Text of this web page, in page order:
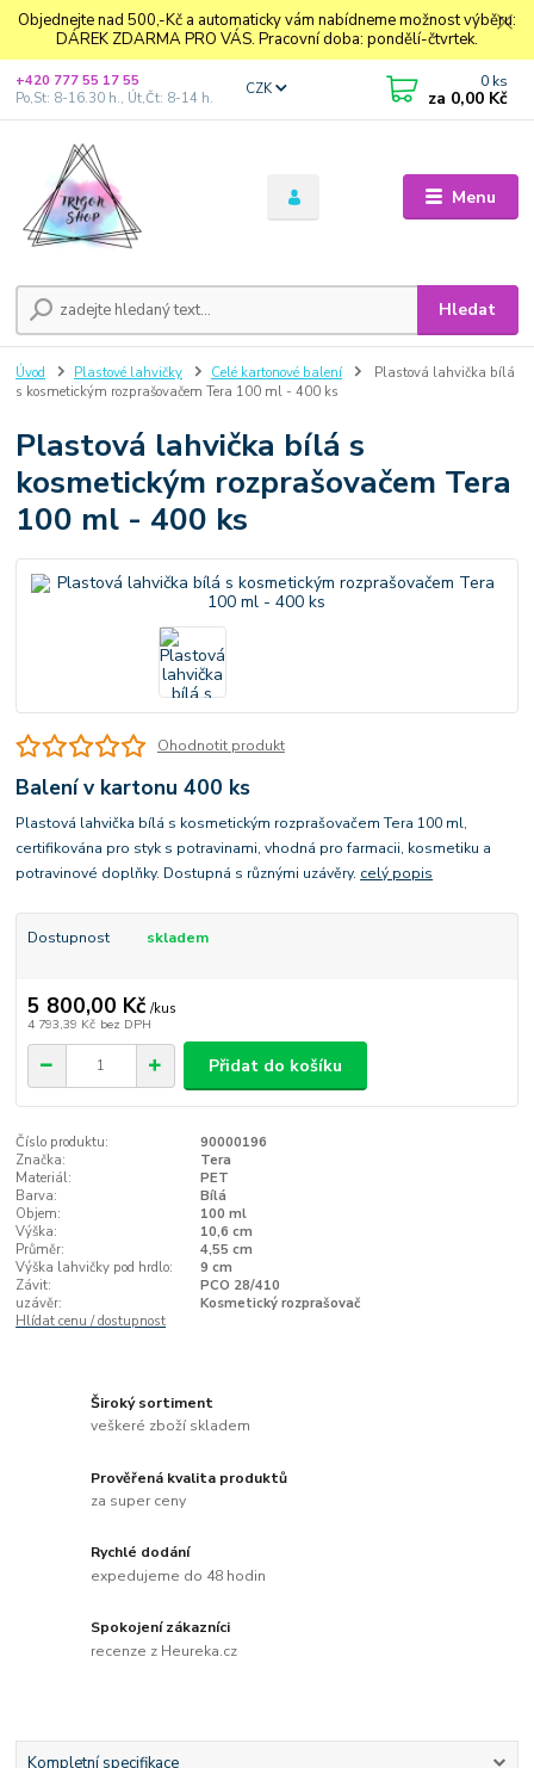
Objednejte nad 500,-Kč a automaticky vám nabídneme možnost výběru:
DÁREK ZDARMA PRO VÁS. Pracovní doba: pondělí-čtvrtek.
Menu
CZK
Hledat
+420 777 55 17 55
Po,St: 8-16.30 h., Út,Čt: 8-14 h.
0 ks
za 0,00 Kč
Úvod Plastové lahvičky Celé kartonové balení
Plastová lahvička bílá
s kosmetickým rozprašovačem Tera 100 ml - 400 ks
Plastová lahvička bílá s
kosmetickým rozprašovačem Tera
100 ml - 400 ks
Ohodnotit produkt
Balení v kartonu 400 ks
Plastová lahvička bílá s kosmetickým rozprašovačem Tera 100 ml,
certifikována pro styk s potravinami, vhodná pro farmacii, kosmetiku a
potravinové doplňky. Dostupná s různými uzávěry. celý popis
Dostupnost skladem
5 800,00 Kč /kus
4 793,39 Kč bez DPH
Přidat do košíku
Číslo produktu:
90000196
Značka:
Tera
Materiál:
PET
Barva:
Bílá
Objem:
100 ml
Výška:
10,6 cm
Průměr:
4,55 cm
Výška lahvičky pod hrdlo:
9 cm
Závit:
PCO 28/410
uzávěr:
Kosmetický rozprašovač
Hlídat cenu / dostupnost
Široký sortiment
veškeré zboží skladem
Prověřená kvalita produktů
za super ceny
Rychlé dodání
expedujeme do 48 hodin
Spokojení zákazníci
recenze z Heureka.cz
Kompletní specifikace